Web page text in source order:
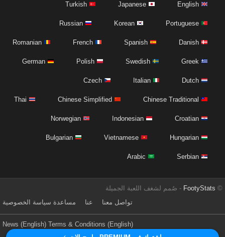
English
Japanese
Turkish
Portuguese
Korean
Russian
Danish
Spanish
French
Romanian
Greek
Swedish
Polish
German
Dutch
Italian
Czech
Chinese Traditional
Chinese Simplified
Thai
Croatian
Indonesian
Norwegian
Hungarian
Vietnamese
Bulgarian
Serbian
Arabic
©
FootyStats - صُمم لشغف اللعبة الجميلة
تواصل معنا
عنا مساعدة سياسة الخصوصية
Terms & Conditions (English)
News (English)